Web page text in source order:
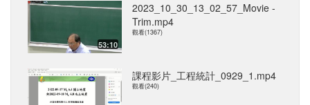
53:10
2023_10_30_13_02_57_Movie -
Trim.mp4
觀看(1367)
課程影片_工程統計_0929_1.mp4
觀看(240)